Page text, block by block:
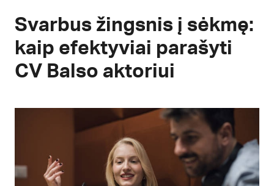
Svarbus žingsnis į sėkmę:
kaip efektyviai parašyti
CV Balso aktoriui